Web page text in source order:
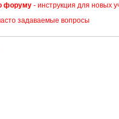
форуму - инструкция для новых
задаваемые вопросы